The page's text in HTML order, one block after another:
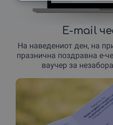
E-mail
На наведениот ден, на
празнична поздравна е-
ваучер за